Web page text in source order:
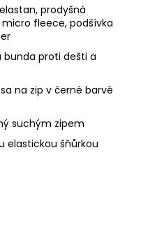
prodyšná
fleece, podšívka
bunda proti dešti a
na zip v černé barvě
suchým zipem
elastickou šňůrkou